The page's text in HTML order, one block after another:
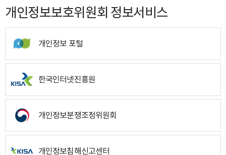
개인정보보호위원회 정보서비스
개인정보 포털
한국인터넷진흥원
개인정보분쟁조정위원회
개인정보침해신고센터